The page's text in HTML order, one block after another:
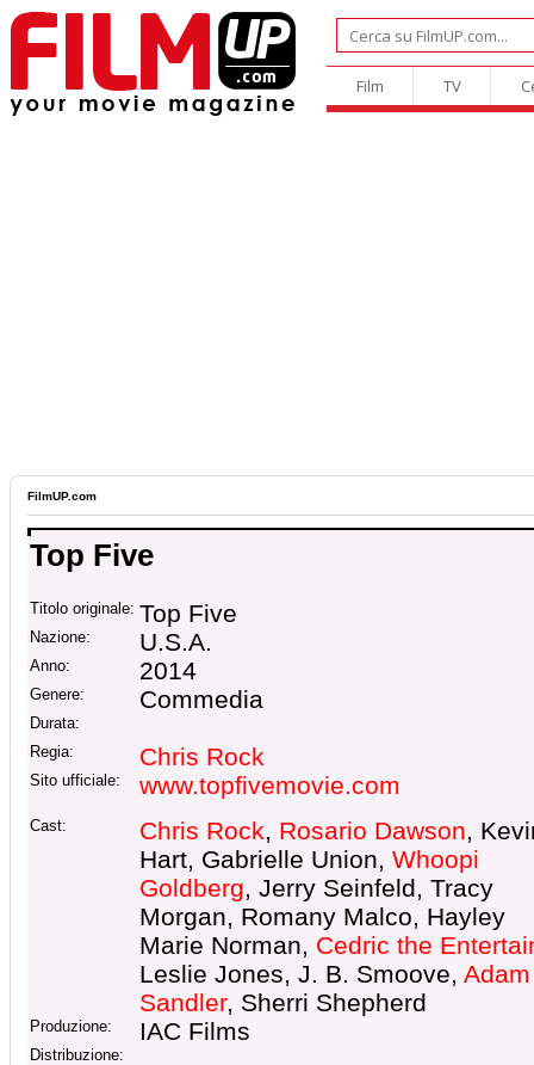
Film TV
FilmUP.com
Top Five
Titolo originale: Top Five
Nazione: U.S.A.
Anno: 2014
Genere: Commedia
Durata:
Regia:
Chris Rock
Sito ufficiale: www.topfivemovie.com
Cast: Chris Rock, Rosario Dawson,
Hart, Gabrielle Union, Whoopi
Goldberg, Jerry Seinfeld, Tracy
Morgan, Romany Malco, Hayley
Marie Norman, Cedric the
Leslie Jones, J. B. Smoove, Adam
Sandler, Sherri Shepherd
Produzione: IAC Films
Distribuzione: